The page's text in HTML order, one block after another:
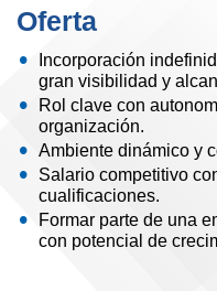
Oferta
Incorporación
gran visibilidad y
Rol clave con
organización.
Ambiente dinámico y
Salario competitivo
cualificaciones.
Formar parte de una
con potencial de